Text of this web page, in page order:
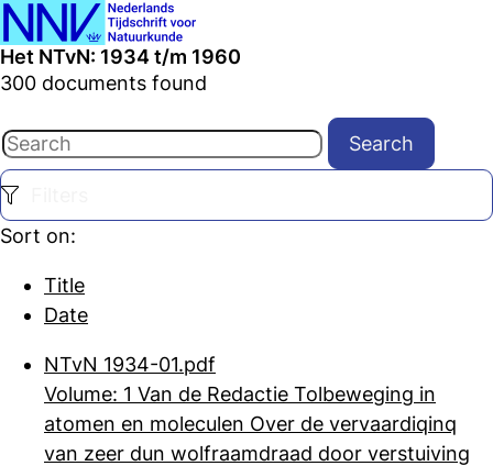
Het NTvN: 1934 t/m 1960
300 documents found
Search
Sort on:
Title
Date
NTvN 1934-01.pdf
Volume: 1 Van de Redactie Tolbeweging in
atomen en moleculen Over de vervaardiqinq
van zeer dun wolfraamdraad door verstuiving